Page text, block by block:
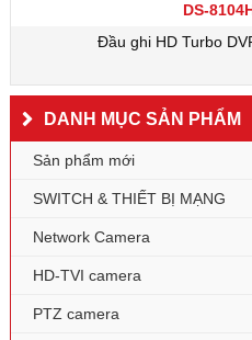
DS-
Đầu ghi HD Turbo
DANH MỤC SẢN PHẨM
Sản phẩm mới
SWITCH & THIẾT BỊ MẠNG
Network Camera
HD-TVI camera
PTZ camera